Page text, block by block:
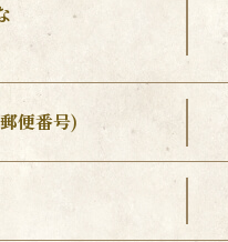
便番号)